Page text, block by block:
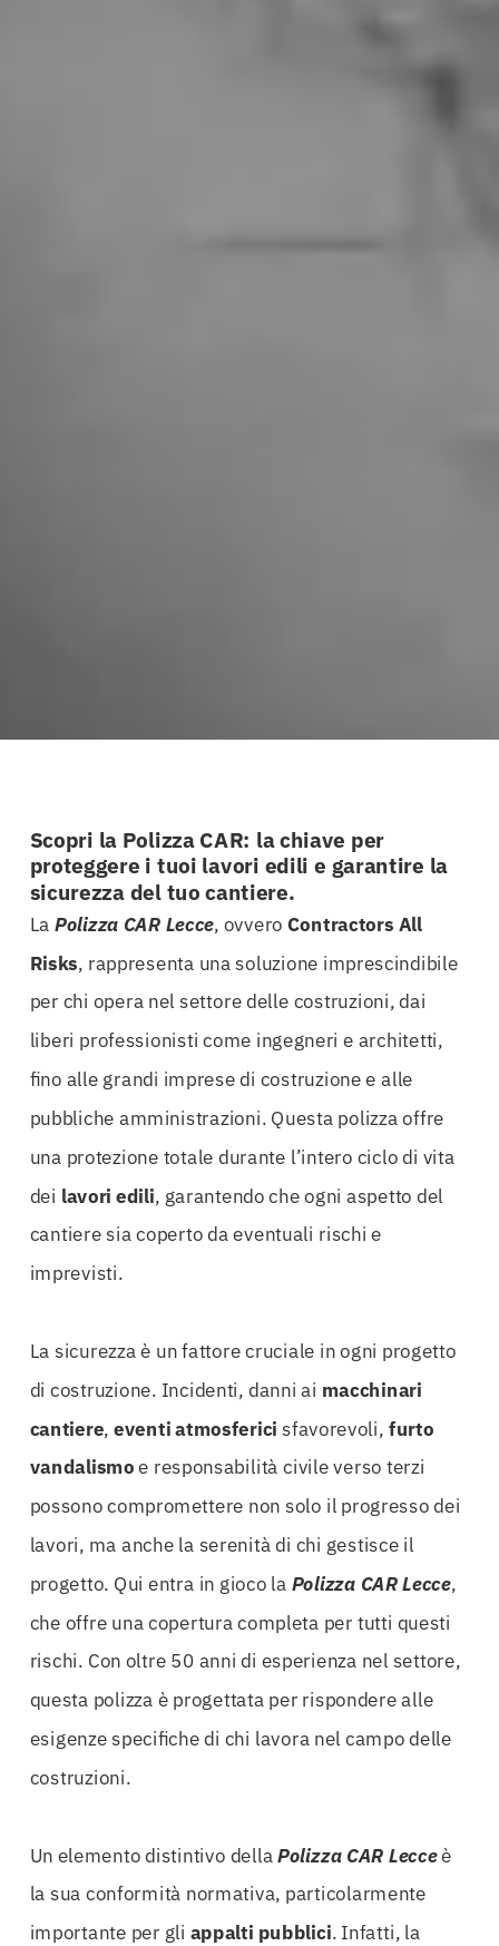
Scopri la Polizza CAR: la chiave per
proteggere i tuoi lavori edili e garantire la
sicurezza del tuo cantiere.
La Polizza CAR Lecce, ovvero Contractors All
Risks, rappresenta una soluzione imprescindibile
per chi opera nel settore delle costruzioni, dai
liberi professionisti come ingegneri e architetti,
fino alle grandi imprese di costruzione e alle
pubbliche amministrazioni. Questa polizza offre
una protezione totale durante l’intero ciclo di vita
dei lavori edili, garantendo che ogni aspetto del
cantiere sia coperto da eventuali rischi e
imprevisti.
La sicurezza è un fattore cruciale in ogni progetto
di costruzione. Incidenti, danni ai macchinari
cantiere,eventi atmosferici sfavorevoli, furto
vandalismoe responsabilità civile verso terzi
possono compromettere non solo il progresso dei
lavori, ma anche la serenità di chi gestisce il
progetto. Qui entra in gioco la Polizza CAR Lecce,
che offre una copertura completa per tutti questi
rischi. Con oltre 50 anni di esperienza nel settore,
questa polizza è progettata per rispondere alle
esigenze specifiche di chi lavora nel campo delle
costruzioni.
Un elemento distintivo dellaPolizza CAR Lecceè
la sua conformità normativa, particolarmente
importante per gli appalti pubblici. Infatti, la